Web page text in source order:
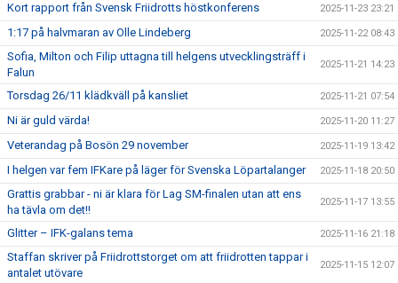
Kort rapport från Svensk Friidrotts höstkonferens 2025-11-23 23:21
1:17 på halvmaran av Olle Lindeberg 2025-11-22 08:43
Sofia, Milton och Filip uttagna till helgens utvecklingsträff i
Falun
2025-11-21 14:23
Torsdag 26/11 klädkväll på kansliet 2025-11-21 07:54
Ni är guld värda! 2025-11-20 11:27
Veterandag på Bosön 29 november 2025-11-19 13:42
I helgen var fem IFKare på läger för Svenska Löpartalanger 2025-11-18 20:50
Grattis grabbar - ni är klara för Lag SM-finalen utan att ens
ha tävla om det!!
2025-11-17 13:55
Glitter – IFK-galans tema 2025-11-16 21:18
Staffan skriver på Friidrottstorget om att friidrotten tappar i
antalet utövare
2025-11-15 12:07